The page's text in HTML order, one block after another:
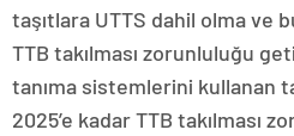
taşıtlara UTTS dahil olma ve
TTB takılması zorunluluğu
tanıma sistemlerini kullanan
2025’e kadar TTB takılması